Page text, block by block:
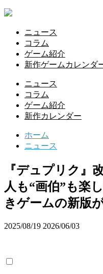
ニュース
コラム
ゲーム紹介
新作ゲームカレンダ
ニュース
コラム
ゲーム紹介
新作カレンダー
ホーム
ニュース
『デュプリク』
人も“画伯”も楽
きゲームの新版
2025/08/19 2026/06/03